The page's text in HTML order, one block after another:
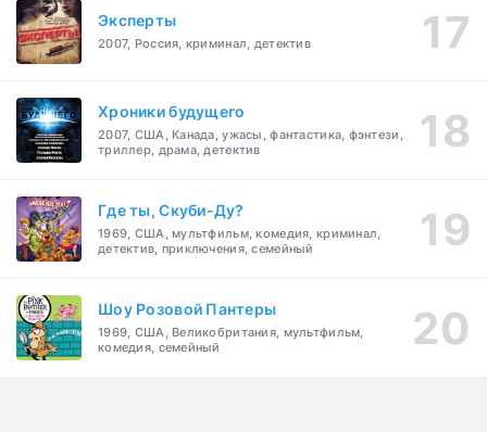
Эксперты
2007, Россия, криминал, детектив
Хроники будущего
2007, США, Канада, ужасы, фантастика, фэнтези,
триллер, драма, детектив
Где ты, Скуби-Ду?
1969, США, мультфильм, комедия, криминал,
детектив, приключения, семейный
Шоу Розовой Пантеры
1969, США, Великобритания, мультфильм,
комедия, семейный